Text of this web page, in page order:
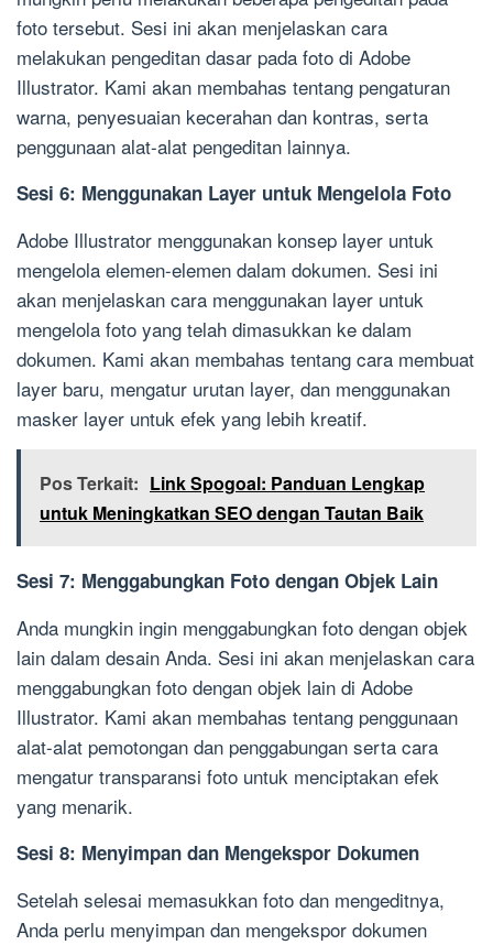
foto tersebut. Sesi ini akan menjelaskan cara
melakukan pengeditan dasar pada foto di Adobe
Illustrator. Kami akan membahas tentang pengaturan
warna, penyesuaian kecerahan dan kontras, serta
penggunaan alat-alat pengeditan lainnya.
Sesi 6: Menggunakan Layer untuk Mengelola Foto
Adobe Illustrator menggunakan konsep layer untuk
mengelola elemen-elemen dalam dokumen. Sesi ini
akan menjelaskan cara menggunakan layer untuk
mengelola foto yang telah dimasukkan ke dalam
dokumen. Kami akan membahas tentang cara membuat
layer baru, mengatur urutan layer, dan menggunakan
masker layer untuk efek yang lebih kreatif.
Pos Terkait: Link Spogoal: Panduan Lengkap
untuk Meningkatkan SEO dengan Tautan Baik
Sesi 7: Menggabungkan Foto dengan Objek Lain
Anda mungkin ingin menggabungkan foto dengan objek
lain dalam desain Anda. Sesi ini akan menjelaskan cara
menggabungkan foto dengan objek lain di Adobe
Illustrator. Kami akan membahas tentang penggunaan
alat-alat pemotongan dan penggabungan serta cara
mengatur transparansi foto untuk menciptakan efek
yang menarik.
Sesi 8: Menyimpan dan Mengekspor Dokumen
Setelah selesai memasukkan foto dan mengeditnya,
Anda perlu menyimpan dan mengekspor dokumen